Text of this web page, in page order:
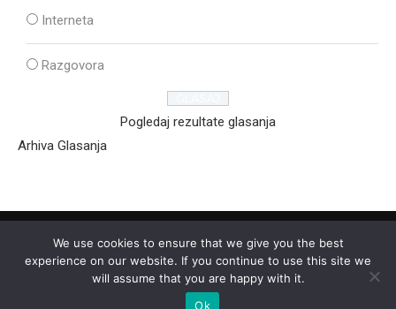
Interneta
Razgovora
Pogledaj rezultate glasanja
Arhiva Glasanja
We use cookies to ensure that we give you the best
experience on our website. If you continue to use this site we
will assume that you are happy with it.
Ok